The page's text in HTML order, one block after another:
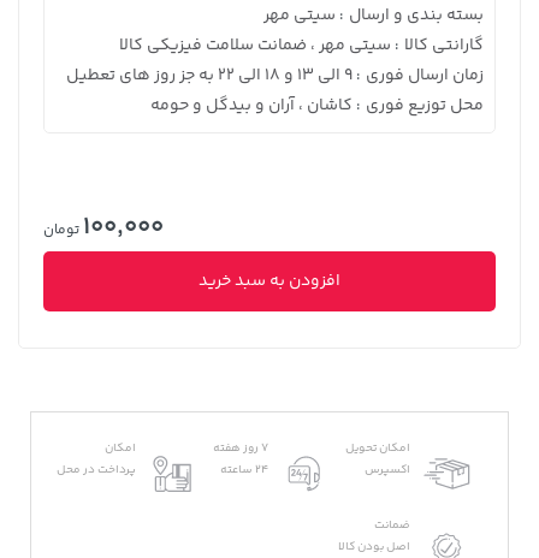
بسته بندی و ارسال : سیتی مهر
گارانتی کالا : سیتی مهر ، ضمانت سلامت فیزیکی کالا
زمان ارسال فوری : 9 الی 13 و 18 الی 22 به جز روز های تعطیل
محل توزیع فوری : کاشان ، آران و بیدگل و حومه
100,000 تومان
افزودن به سبد خرید
امکان تحویل
اکسپرس
7 روز هفته
24 ساعته
امکان
پرداخت در محل
ضمانت
اصل بودن کالا